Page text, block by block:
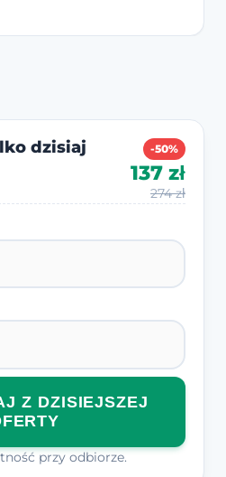
dzisiaj -50%
137 zł
274 zł
Z DZISIEJSZEJ
przy odbiorze.